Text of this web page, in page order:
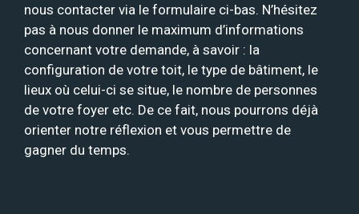
nous contacter via le formulaire ci-bas. N’hésitez
pas à nous donner le maximum d’informations
concernant votre demande, à savoir : la
configuration de votre toit, le type de bâtiment, le
lieux où celui-ci se situe, le nombre de personnes
de votre foyer etc. De ce fait, nous pourrons déjà
orienter notre réflexion et vous permettre de
gagner du temps.